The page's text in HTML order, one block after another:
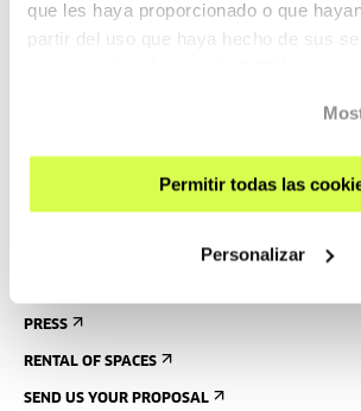
que les haya proporcionado o que
partir del uso que haya hecho de sus
Permitir todas las
Personalizar
VISIT US
ACCOMMODATION
PRESS
RENTAL OF SPACES
SEND US YOUR PROPOSAL